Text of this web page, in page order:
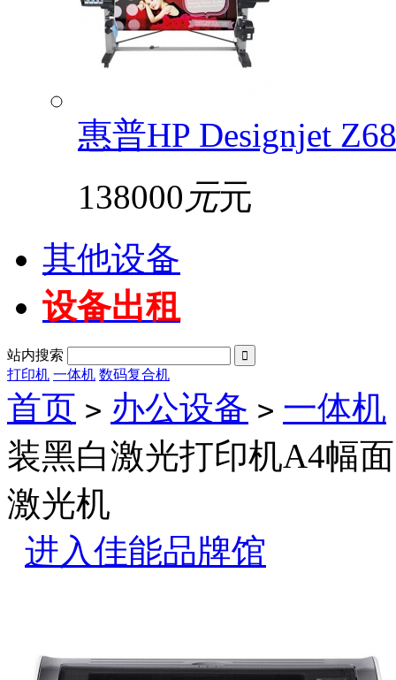
惠普HP Designjet
138000 元元
其他设备
设备出租
站内搜索 
打印机 一体机 数码复合机
首页 > 办公设备 > 一体机
装黑白激光打印机A4幅
激光机
进入佳能品牌馆